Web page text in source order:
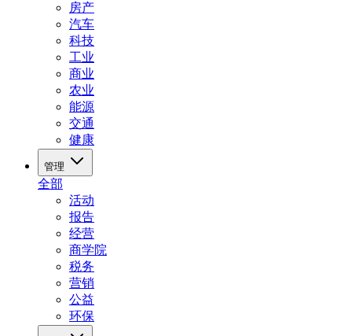
房产
汽车
科技
工业
商业
农业
能源
交通
健康
管理
全部
活动
报告
经营
商学院
税务
营销
公益
环保